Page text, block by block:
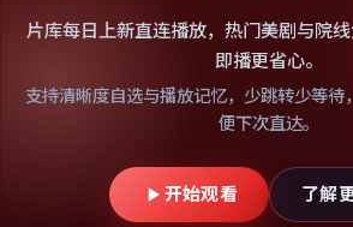
片库每日上新直连播放，热门美剧与院
即播更省心。
支持清晰度自选与播放记忆，少跳转少等待
便下次直达。
开始观看 了解